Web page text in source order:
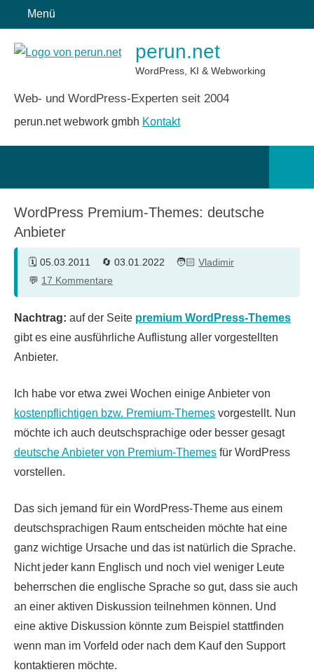
Inhalt
springen
Menü
perun.net
WordPress, KI & Webworking
Web- und WordPress-Experten seit 2004
perun.net webwork gmbh Kontakt
WordPress Premium-Themes: deutsche
Anbieter
05.03.2011 03.01.2022
Vladimir
17 Kommentare
Nachtrag: auf der Seite premium WordPress-Themes
gibt es eine ausführliche Auflistung aller vorgestellten
Anbieter.
Ich habe vor etwa zwei Wochen einige Anbieter von
kostenpflichtigen bzw. Premium-Themes vorgestellt. Nun
möchte ich auch deutschsprachige oder besser gesagt
deutsche Anbieter von Premium-Themes für WordPress
vorstellen.
Das sich jemand für ein WordPress-Theme aus einem
deutschsprachigen Raum entscheiden möchte hat eine
ganz wichtige Ursache und das ist natürlich die Sprache.
Nicht jeder kann Englisch und noch viel weniger Leute
beherrschen die englische Sprache so gut, dass sie auch
an einer aktiven Diskussion teilnehmen können. Und
eine aktive Diskussion könnte zum Beispiel stattfinden
wenn man im Vorfeld oder nach dem Kauf den Support
kontaktieren möchte.